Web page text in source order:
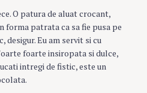
O patura de aluat crocant,
forma patrata ca sa fie pusa pe
desigur. Eu am servit si cu
foarte insiropata si dulce,
intregi de fistic, este un